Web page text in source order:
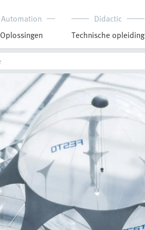
Automation
Oplossingen
Didactic
Technische opleiding